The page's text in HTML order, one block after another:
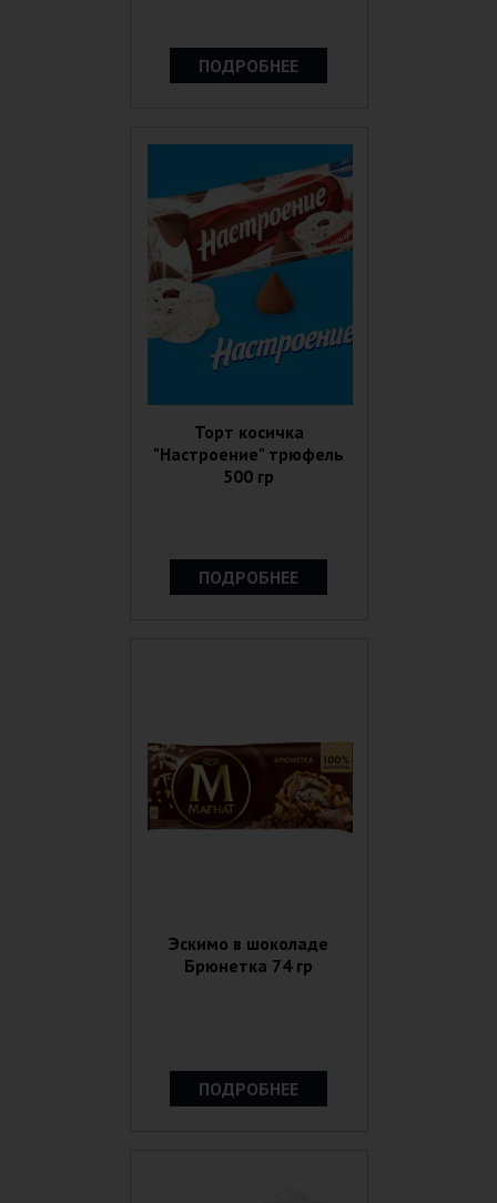
ПОДРОБНЕЕ
Торт косичка
"Настроение" трюфель
500 гр
ПОДРОБНЕЕ
Эскимо в шоколаде
Брюнетка 74 гр
ПОДРОБНЕЕ